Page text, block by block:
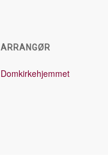
ARRANGØR
Domkirkehjemmet